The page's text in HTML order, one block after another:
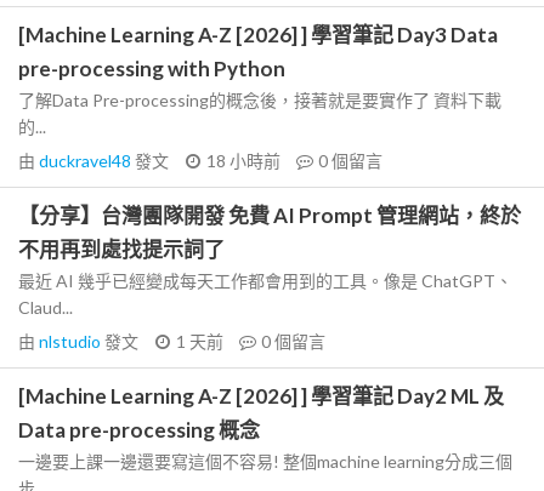
[Machine Learning A-Z [2026] ] 學習筆記 Day3 Data
pre-processing with Python
了解Data Pre-processing的概念後，接著就是要實作了 資料下載
的...
由 duckravel48 發文 18 小時前 0個留言
【分享】台灣團隊開發 免費 AI Prompt 管理網站，終於
不用再到處找提示詞了
最近 AI 幾乎已經變成每天工作都會用到的工具。像是 ChatGPT、
Claud...
由 nlstudio 發文 1 天前 0個留言
[Machine Learning A-Z [2026] ] 學習筆記 Day2 ML 及
Data pre-processing 概念
一邊要上課一邊還要寫這個不容易! 整個machine learning分成三個